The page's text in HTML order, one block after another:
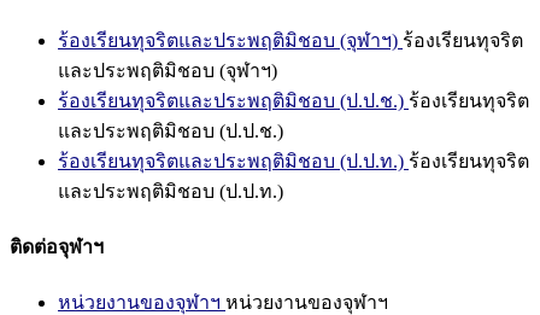
ร้องเรียนทุจริตและประพฤติมิชอบ (จุฬาฯ) ร้องเรียนทุจริต
และประพฤติมิชอบ (จุฬาฯ)
ร้องเรียนทุจริตและประพฤติมิชอบ (ป.ป.ช.) ร้องเรียนทุจริต
และประพฤติมิชอบ (ป.ป.ช.)
ร้องเรียนทุจริตและประพฤติมิชอบ (ป.ป.ท.) ร้องเรียนทุจริต
และประพฤติมิชอบ (ป.ป.ท.)
ติดต่อจุฬาฯ
หน่วยงานของจุฬาฯ หน่วยงานของจุฬาฯ